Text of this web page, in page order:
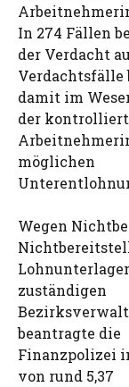
In 274 Fällen
der Verdacht
Verdachtsfälle
damit im
der
möglichen
Wegen
zuständigen
beantragte die
Finanzpolizei
von rund 5,37